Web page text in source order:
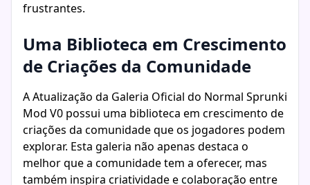
frustrantes.
Uma Biblioteca em Crescimento
de Criações da Comunidade
A Atualização da Galeria Oficial do Normal Sprunki
Mod V0 possui uma biblioteca em crescimento de
criações da comunidade que os jogadores podem
explorar. Esta galeria não apenas destaca o
melhor que a comunidade tem a oferecer, mas
também inspira criatividade e colaboração entre